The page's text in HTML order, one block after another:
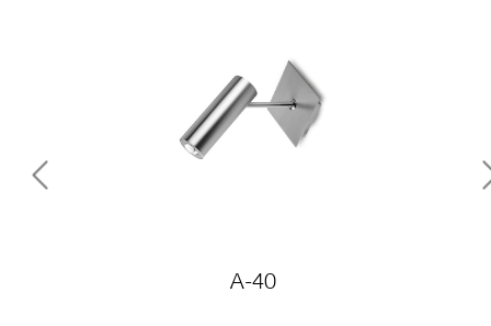
Previous
A-40